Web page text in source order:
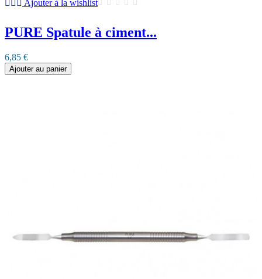
Ajouter à la wishlist
PURE Spatule à ciment...
6,85 €
Ajouter au panier